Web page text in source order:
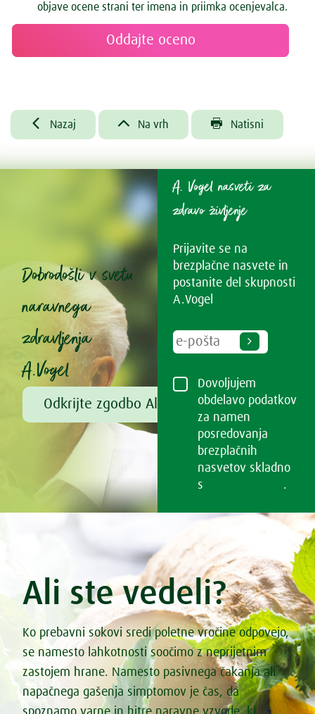
objave ocene strani ter imena in priimka ocenjevalca.
 Nazaj  Na vrh  Natisni
Dobrodošli v svetu
naravnega
zdravljenja
A.Vogel
Odkrijte zgodbo Alfreda Vogla
A. Vogel nasveti za
zdravo življenje
Prijavite se na
brezplačne nasvete in
postanite del skupnosti
A.Vogel
Dovoljujem
obdelavo podatkov
za namen
posredovanja
brezplačnih
nasvetov skladno
s
.
Ali ste vedeli?
Ko prebavni sokovi sredi poletne vročine odpovejo,
se namesto lahkotnosti soočimo z neprijetnim
zastojem hrane. Namesto pasivnega čakanja ali
napačnega gašenja simptomov je čas, da